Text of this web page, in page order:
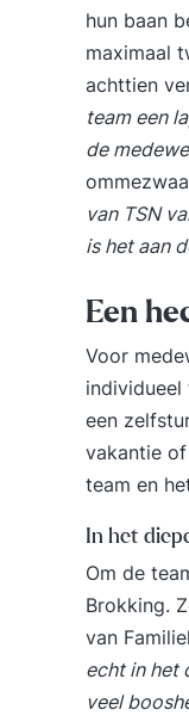
hun baan
maximaal
achttien
team een
de
van TSN
is het aan
Een
Voor
individueel
een
vakantie
team en
In het
Om de
Brokking.
van
echt in het
veel